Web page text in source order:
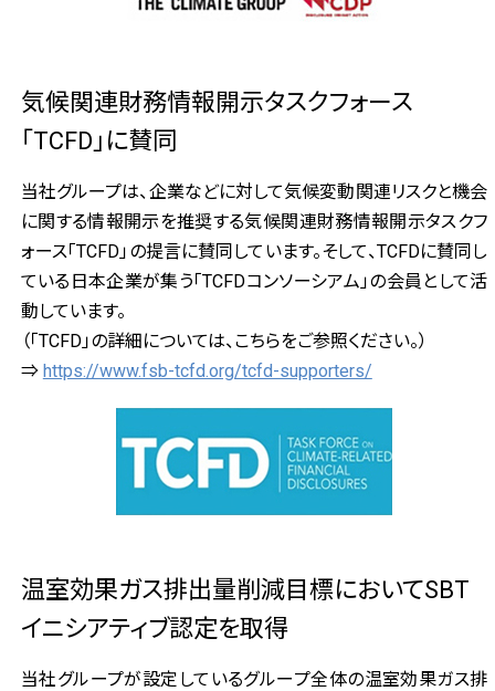
気候関連財務情報開示タスクフォース
「TCFD」に賛同
当社グループは、企業などに対して気候変動関連リスクと機会
に関する情報開示を推奨する気候関連財務情報開示タスクフ
ォース「TCFD」の提言に賛同しています。そして、TCFDに賛同し
ている日本企業が集う「TCFDコンソーシアム」の会員として活
動しています。
（「TCFD」の詳細については、こちらをご参照ください。）
⇒ https://www.fsb-tcfd.org/tcfd-supporters/
温室効果ガス排出量削減目標においてSBT
イニシアティブ認定を取得
当社グループが設定しているグループ全体の温室効果ガス排